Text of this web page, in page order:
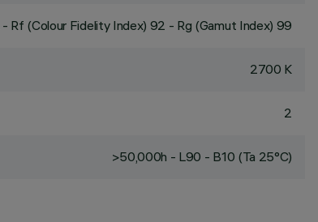
- Rf (Colour Fidelity Index) 92 - Rg (Gamut Index) 99
2700 K
2
>50,000h - L90 - B10 (Ta 25°C)